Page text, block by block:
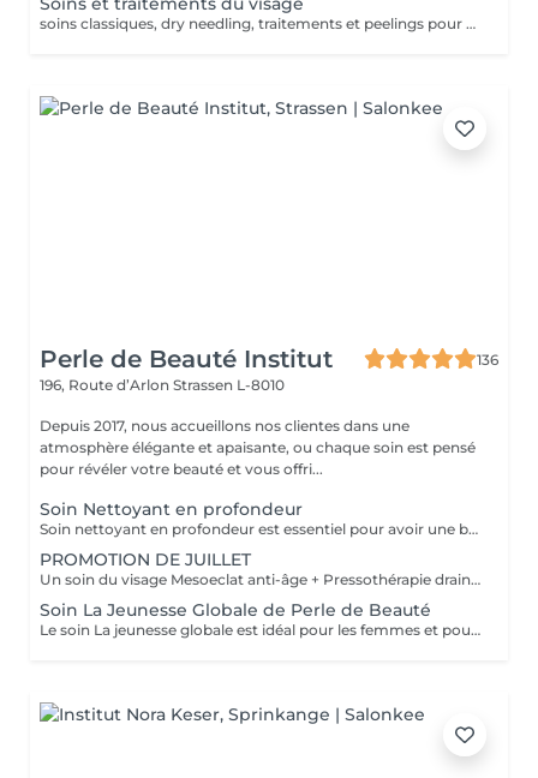
soins classiques, dry needling, traitements et peelings pour tous les problèmes de peau
Perle de Beauté Institut
136
196, Route d’Arlon Strassen L-8010
Depuis 2017, nous accueillons nos clientes dans une
atmosphère élégante et apaisante, ou chaque soin est pensé
pour révéler votre beauté et vous offri...
Soin Nettoyant en profondeur
Soin nettoyant en profondeur est essentiel pour avoir une belle peau. Effets: - Améliore la capacité de balance et de régulation de la peau (hydratatiin, sebum) - Augmente l'oxygénation de la peau et les échanges cellulaire - Entretien la régénération cellulaire - Sensation de fraicheur RESULTAT: La peau est frache, nette et éclatant
PROMOTION DE JUILLET
Un soin du visage Mesoeclat anti-âge + Pressothérapie drainage lymphatique corps
Soin La Jeunesse Globale de Perle de Beauté
Le soin La jeunesse globale est idéal pour les femmes et pour les hommes. Il s'agit de notre soin le plus populaire et le plus complet. Lès étapes de ce soin: 1) La consultation diagnostic 2) Le massage du dos 3) La préparation de la peau avec un massage drainage lymphatique. 4) Le nettoyage du visage par ultrason 5) La Radiofréquence régénérante 6) Le Massage faciale anti âge sculptural face lifting 7) Le masque adapté à votre type de peau, à l'état de la peau. Pendant la pose de masque un massage crânien pour stimuler la pousse des cheveux. 8) Application de la crème de jour.